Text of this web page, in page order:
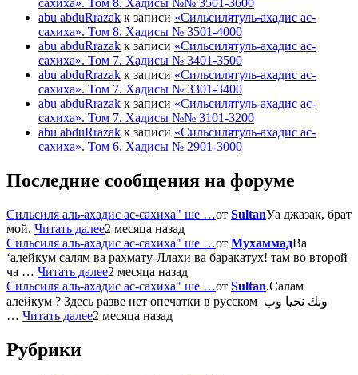
abu abduRrazak к записи «Сильсилятуль-ахадис ас-
сахиха». Том 8. Хадисы № 3501-4000
abu abduRrazak к записи «Сильсилятуль-ахадис ас-
сахиха». Том 7. Хадисы № 3401-3500
abu abduRrazak к записи «Сильсилятуль-ахадис ас-
сахиха». Том 7. Хадисы № 3301-3400
abu abduRrazak к записи «Сильсилятуль-ахадис ас-
сахиха». Том 7. Хадисы №№ 3101-3200
abu abduRrazak к записи «Сильсилятуль-ахадис ас-
сахиха». Том 6. Хадисы № 2901-3000
Последние сообщения на форуме
Сильсиля аль-ахадис ас-сахиха" ше …от SultanУа джазак, брат
мой. Читать далее2 месяца назад
Сильсиля аль-ахадис ас-сахиха" ше …от МухаммадВа
‘алейкум салям ва рахмату-Ллахи ва баракатух! там во второй
ча … Читать далее2 месяца назад
Сильсиля аль-ахадис ас-сахиха" ше …от Sultan.Салам
алейкум ? Здесь разве нет опечатки в русском وبك نحيا وب
… Читать далее2 месяца назад
Рубрики